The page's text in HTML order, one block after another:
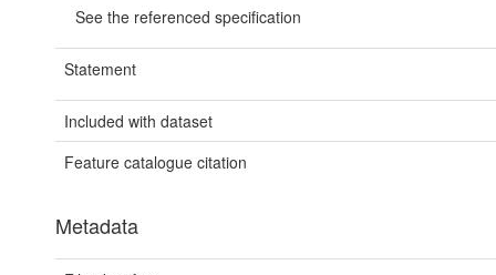
See the referenced specification
Statement
Included with dataset
Feature catalogue citation
Metadata